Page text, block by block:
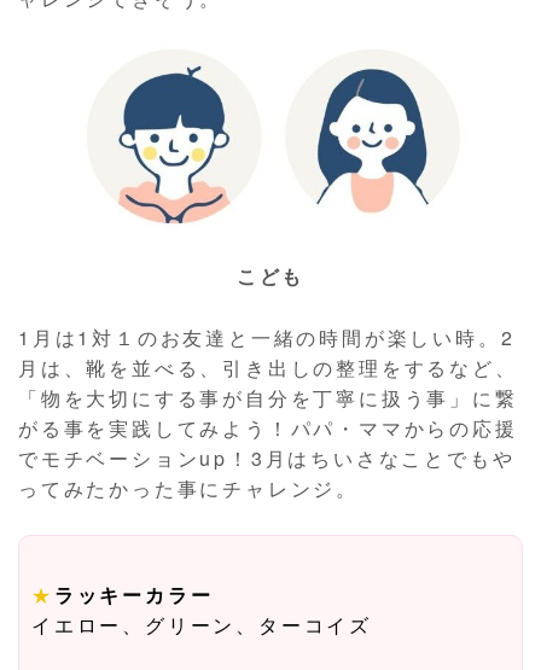
こども
1月は1対１のお友達と一緒の時間が楽しい時。2
月は、靴を並べる、引き出しの整理をするなど、
「物を大切にする事が自分を丁寧に扱う事」に繋
がる事を実践してみよう！パパ・ママからの応援
でモチベーションup！3月はちいさなことでもや
ってみたかった事にチャレンジ。
★ ラッキーカラー
イエロー、グリーン、ターコイズ